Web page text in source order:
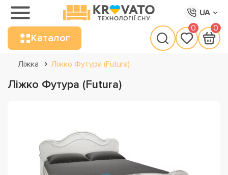
UA
Каталог
0 0
Ліжка Ліжко Футура (Futura)
Ліжко Футура (Futura)